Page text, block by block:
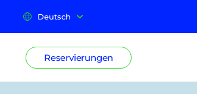
Deutsch
Reservierungen